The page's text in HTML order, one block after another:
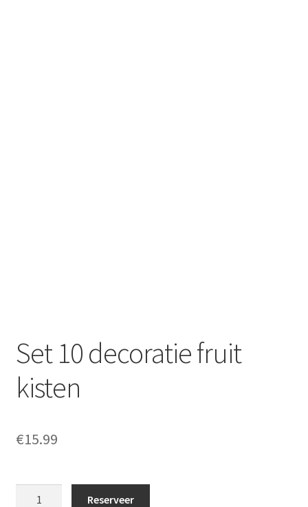
Set 10 decoratie fruit
kisten
€15.99
Reserveer